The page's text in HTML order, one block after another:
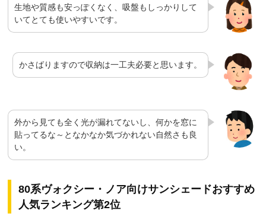
生地や質感も安っぽくなく、吸盤もしっかりして
いてとても使いやすいです。
かさばりますので収納は一工夫必要と思います。
外から見ても全く光が漏れてないし、何かを窓に
貼ってるな～となかなか気づかれない自然さも良
い。
80系ヴォクシー・ノア向けサンシェードおすすめ
人気ランキング第2位